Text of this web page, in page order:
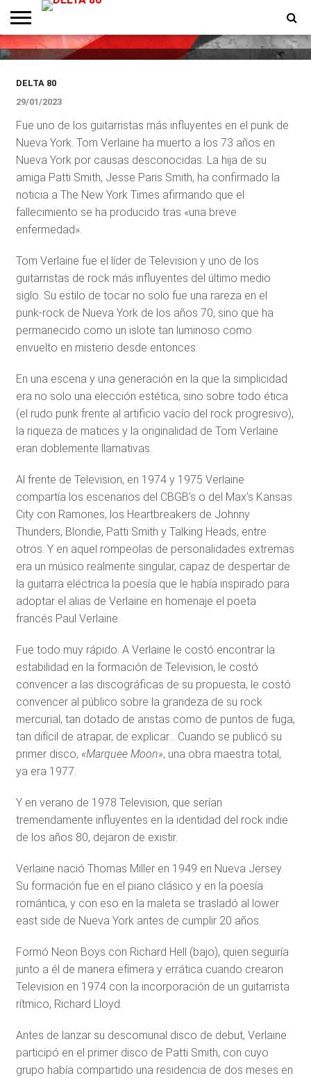
ENTREVISTAS
PREMIOS
PRODUCCIONES
PROGRAMACION
CONTACTO
HOMEPAGE
Murió Tom Verlaine, guitarrista
fundador de Television
DELTA 80
29/01/2023
Fue uno de los guitarristas más influyentes en el punk de
Nueva York. Tom Verlaine ha muerto a los 73 años en
Nueva York por causas desconocidas. La hija de su
amiga Patti Smith, Jesse Paris Smith, ha confirmado la
noticia a The New York Times afirmando que el
fallecimiento se ha producido tras «una breve
enfermedad».
Tom Verlaine fue el líder de Television y uno de los
guitarristas de rock más influyentes del último medio
siglo. Su estilo de tocar no solo fue una rareza en el
punk-rock de Nueva York de los años 70, sino que ha
permanecido como un islote tan luminoso como
envuelto en misterio desde entonces.
En una escena y una generación en la que la simplicidad
era no solo una elección estética, sino sobre todo ética
(el rudo punk frente al artificio vacío del rock progresivo),
la riqueza de matices y la originalidad de Tom Verlaine
eran doblemente llamativas.
Al frente de Television, en 1974 y 1975 Verlaine
compartía los escenarios del CBGB’s o del Max’s Kansas
City con Ramones, los Heartbreakers de Johnny
Thunders, Blondie, Patti Smith y Talking Heads, entre
otros. Y en aquel rompeolas de personalidades extremas
era un músico realmente singular, capaz de despertar de
la guitarra eléctrica la poesía que le había inspirado para
adoptar el alias de Verlaine en homenaje el poeta
francés Paul Verlaine.
Fue todo muy rápido. A Verlaine le costó encontrar la
estabilidad en la formación de Television, le costó
convencer a las discográficas de su propuesta, le costó
convencer al público sobre la grandeza de su rock
mercurial, tan dotado de aristas como de puntos de fuga,
tan difícil de atrapar, de explicar… Cuando se publicó su
primer disco, «Marquee Moon», una obra maestra total,
ya era 1977.
Y en verano de 1978 Television, que serían
tremendamente influyentes en la identidad del rock indie
de los años 80, dejaron de existir.
Verlaine nació Thomas Miller en 1949 en Nueva Jersey.
Su formación fue en el piano clásico y en la poesía
romántica, y con eso en la maleta se trasladó al lower
east side de Nueva York antes de cumplir 20 años.
Formó Neon Boys con Richard Hell (bajo), quien seguiría
junto a él de manera efímera y errática cuando crearon
Television en 1974 con la incorporación de un guitarrista
rítmico, Richard Lloyd.
Antes de lanzar su descomunal disco de debut, Verlaine
participó en el primer disco de Patti Smith, con cuyo
grupo había compartido una residencia de dos meses en